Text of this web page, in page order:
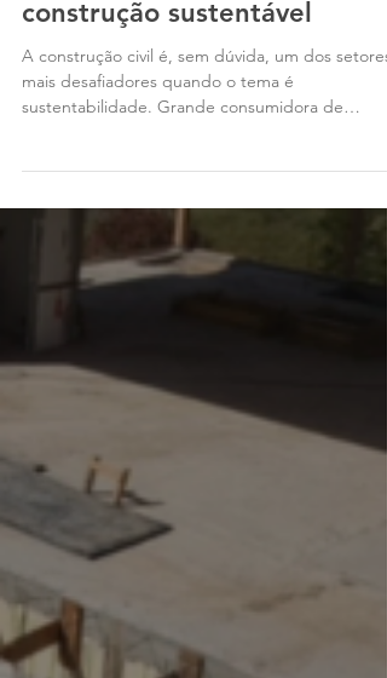
3 de out. de 2025 2 min de leitura
ARXX e ESG: Como a
tecnologia ICF redefine a
mais desafiadores quando o tema é
recursos...